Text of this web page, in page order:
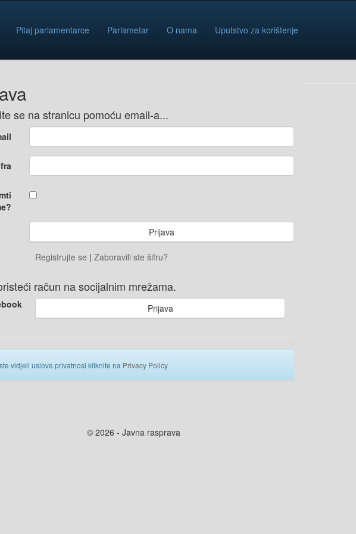
Pitaj parlamentarce Parlametar O nama Uputstvo za korištenje
se na stranicu pomoću email-a...
Registrujte se | Zaboravili ste šifru?
račun na socijalnim mrežama.
Prijava
vidjeli uslove privatnosi kliknite na Privacy Policy
© 2026 - Javna rasprava